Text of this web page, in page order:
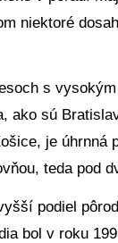
niektoré
s
ako sú
je úhrnná
teda pod
podiel
bol v roku